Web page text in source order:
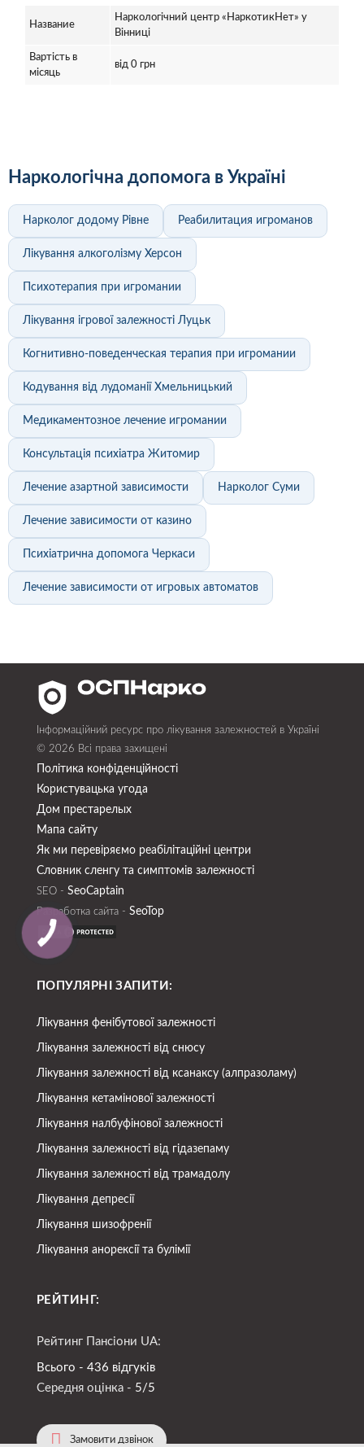
Название
Наркологічний центр «НаркотикНет» у
Вінниці
Вартість в
місяць
від 0 грн
Наркологічна допомога в Україні
Нарколог додому Рівне Реабилитация игроманов
Лікування алкоголізму Херсон
Психотерапия при игромании
Лікування ігрової залежності Луцьк
Когнитивно-поведенческая терапия при игромании
Кодування від лудоманії Хмельницький
Медикаментозное лечение игромании
Консультація психіатра Житомир
Лечение азартной зависимости Нарколог Суми
Лечение зависимости от казино
Психіатрична допомога Черкаси
Лечение зависимости от игровых автоматов
Інформаційний ресурс про лікування залежностей в Україні
© 2026 Всі права захищені
Політика конфіденційності
Користувацька угода
Дом престарелых
Мапа сайту
Як ми перевіряємо реабілітаційні центри
Словник сленгу та симптомів залежності
SEO - SeoСaptain
Разработка сайта - SeoTop
ПОПУЛЯРНІ ЗАПИТИ:
Лікування фенібутової залежності
Лікування залежності від снюсу
Лікування залежності від ксанаксу (алпразоламу)
Лікування кетамінової залежності
Лікування налбуфінової залежності
Лікування залежності від гідазепаму
Лікування залежності від трамадолу
Лікування депресії
Лікування шизофренії
Лікування анорексії та булімії
РЕЙТИНГ:
Рейтинг Пансіони UA:
Всього - 436 відгуків
Середня оцінка - 5/5
Замовити дзвінок